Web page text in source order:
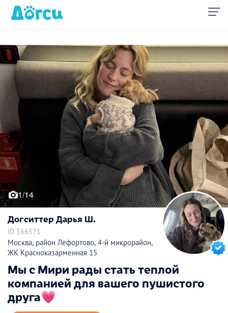
1/14
Догситтер Дарья Ш.
ID 566571
Москва, район Лефортово, 4-й микрорайон,
ЖК Красноказарменная 15
Мы с Мири рады стать теплой
компанией для вашего пушистого
друга💗